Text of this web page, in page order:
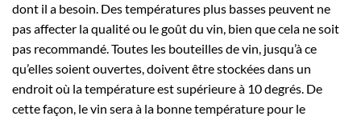
dont il a besoin. Des températures plus basses peuvent ne
pas affecter la qualité ou le goût du vin, bien que cela ne soit
pas recommandé. Toutes les bouteilles de vin, jusqu’à ce
qu’elles soient ouvertes, doivent être stockées dans un
endroit où la température est supérieure à 10 degrés. De
cette façon, le vin sera à la bonne température pour le